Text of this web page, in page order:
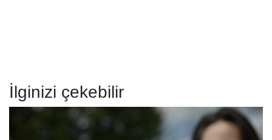
İlginizi çekebilir